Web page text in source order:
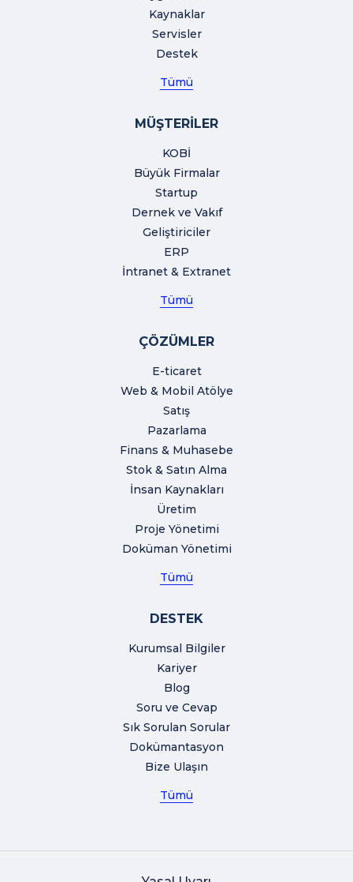
Kaynaklar
Servisler
Destek
Tümü
MÜŞTERİLER
KOBİ
Büyük Firmalar
Startup
Dernek ve Vakıf
Geliştiriciler
ERP
İntranet & Extranet
Tümü
ÇÖZÜMLER
E-ticaret
Web & Mobil Atölye
Satış
Pazarlama
Finans & Muhasebe
Stok & Satın Alma
İnsan Kaynakları
Üretim
Proje Yönetimi
Doküman Yönetimi
Tümü
DESTEK
Kurumsal Bilgiler
Kariyer
Blog
Soru ve Cevap
Sık Sorulan Sorular
Dokümantasyon
Bize Ulaşın
Tümü